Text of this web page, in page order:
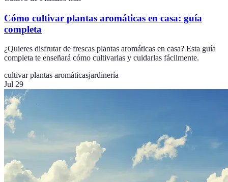
Cómo cultivar plantas aromáticas en casa: guía
completa
¿Quieres disfrutar de frescas plantas aromáticas en casa? Esta guía
completa te enseñará cómo cultivarlas y cuidarlas fácilmente.
cultivar plantas aromáticasjardinería
Jul 29